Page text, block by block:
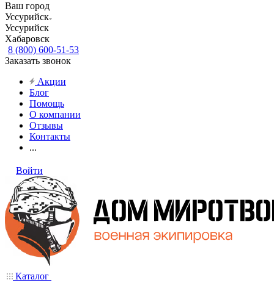
Ваш город
Уссурийск
Уссурийск
Хабаровск
8 (800) 600-51-53
Заказать звонок
Акции
Блог
Помощь
О компании
Отзывы
Контакты
...
Войти
Каталог